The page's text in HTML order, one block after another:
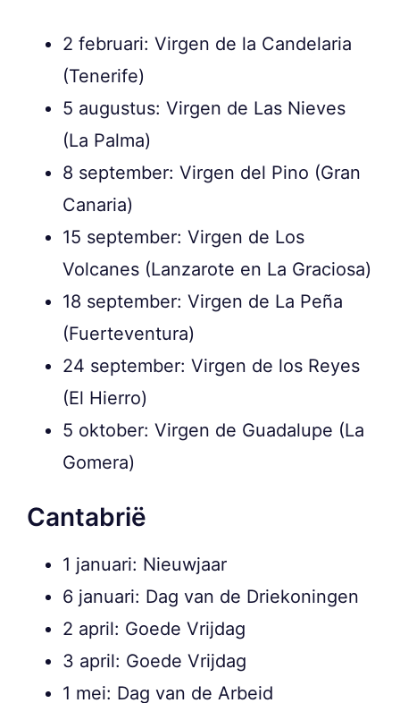
2 februari: Virgen de la Candelaria
(Tenerife)
5 augustus: Virgen de Las Nieves
(La Palma)
8 september: Virgen del Pino (Gran
Canaria)
15 september: Virgen de Los
Volcanes (Lanzarote en La Graciosa)
18 september: Virgen de La Peña
(Fuerteventura)
24 september: Virgen de los Reyes
(El Hierro)
5 oktober: Virgen de Guadalupe (La
Gomera)
Cantabrië
1 januari: Nieuwjaar
6 januari: Dag van de Driekoningen
2 april: Goede Vrijdag
3 april: Goede Vrijdag
1 mei: Dag van de Arbeid